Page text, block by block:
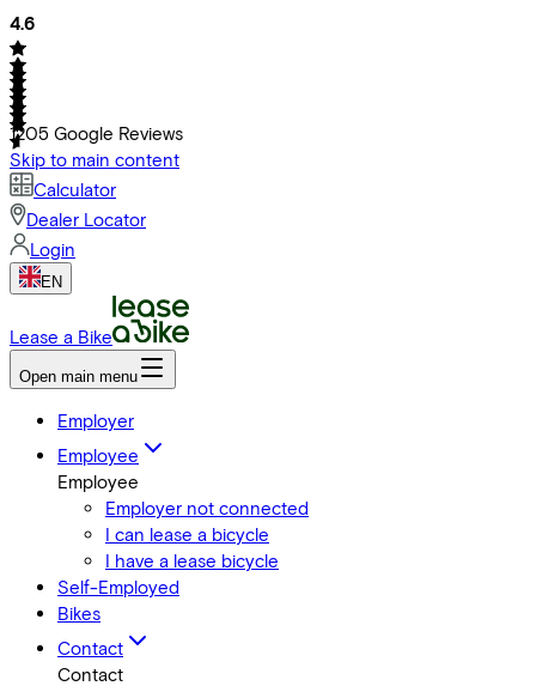
4.6
1205 Google Reviews
Skip to main content
Calculator
Dealer Locator
Login
EN
Lease a Bike
Open main menu
Employer
Employee
Employee
Employer not connected
I can lease a bicycle
I have a lease bicycle
Self-Employed
Bikes
Contact
Contact